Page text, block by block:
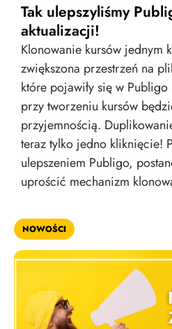
Tak ulepszyliśmy
aktualizacji!
Klonowanie kursów jednym
zwiększona przestrzeń na
które pojawiły się w
przy tworzeniu kursów
przyjemnością.
teraz tylko jedno kliknięcie!
ulepszeniem Publigo,
uprościć mechanizm
NOWOŚCI